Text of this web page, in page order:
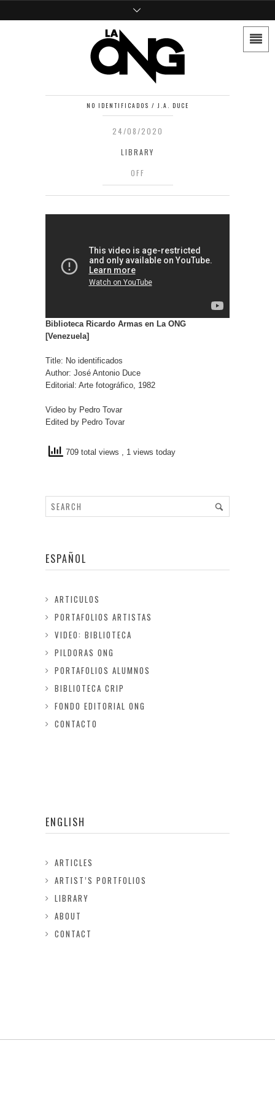
NO IDENTIFICADOS / J.A. DUCE
24/08/2020
LIBRARY
OFF
Biblioteca Ricardo Armas en La ONG
[Venezuela]
Title: No identificados
Author: José Antonio Duce
Editorial: Arte fotográfico, 1982
Video by Pedro Tovar
Edited by Pedro Tovar
709 total views , 1 views today
ESPAÑOL
ARTICULOS
PORTAFOLIOS ARTISTAS
VIDEO: BIBLIOTECA
PILDORAS ONG
PORTAFOLIOS ALUMNOS
BIBLIOTECA CRIP
FONDO EDITORIAL ONG
CONTACTO
ENGLISH
ARTICLES
ARTIST’S PORTFOLIOS
LIBRARY
ABOUT
CONTACT